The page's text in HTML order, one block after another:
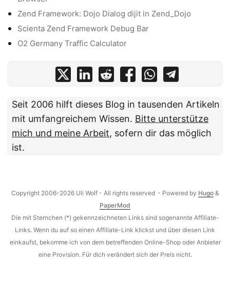
Zend Framework: Dojo Dialog dijit in Zend_Dojo
Scienta Zend Framework Debug Bar
O2 Germany Traffic Calculator
Seit 2006 hilft dieses Blog in tausenden Artikeln
mit umfangreichem Wissen. Bitte unterstütze
mich und meine Arbeit, sofern dir das möglich
ist.
Copyright 2006-2026 Uli Wolf - All rights reserved - Powered by Hugo &
PaperMod
Die mit Sternchen (*) gekennzeichneten Links sind sogenannte Affiliate-
Links. Wenn du auf so einen Affiliate-Link klickst und über diesen Link
einkaufst, bekomme ich von dem betreffenden Online-Shop oder Anbieter
eine Provision. Für dich verändert sich der Preis nicht.